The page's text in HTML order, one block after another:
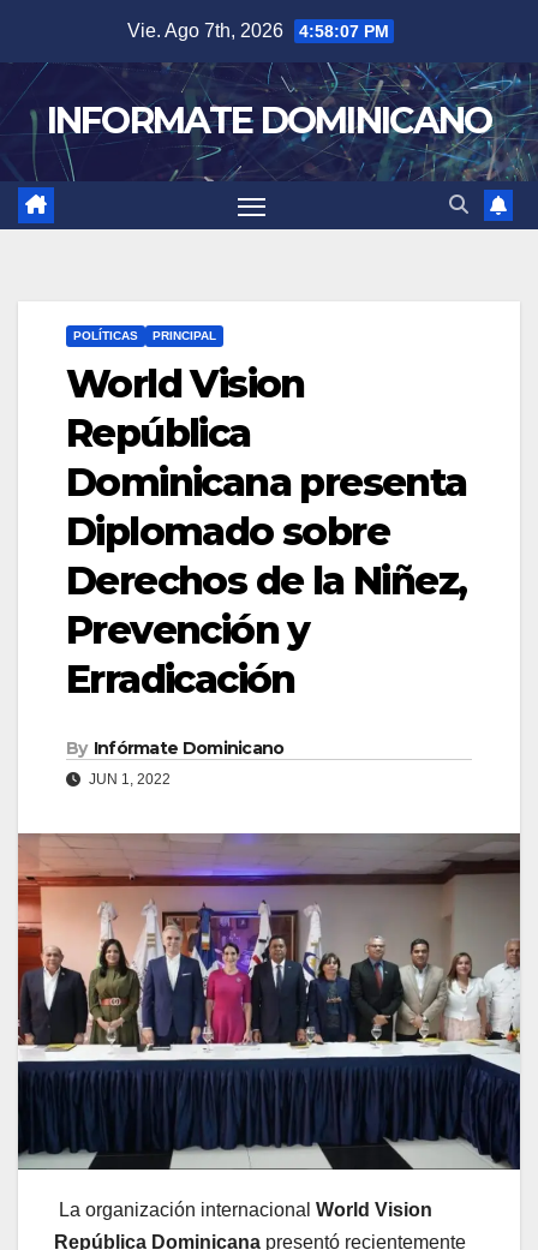
content
Vie. Ago 7th, 2026 4:58:08 PM
INFORMATE DOMINICANO
POLÍTICAS PRINCIPAL
World Vision
República
Dominicana presenta
Diplomado sobre
Derechos de la Niñez,
Prevención y
Erradicación
By Infórmate Dominicano
JUN 1, 2022
La organización internacional World Vision
República Dominicana presentó recientemente